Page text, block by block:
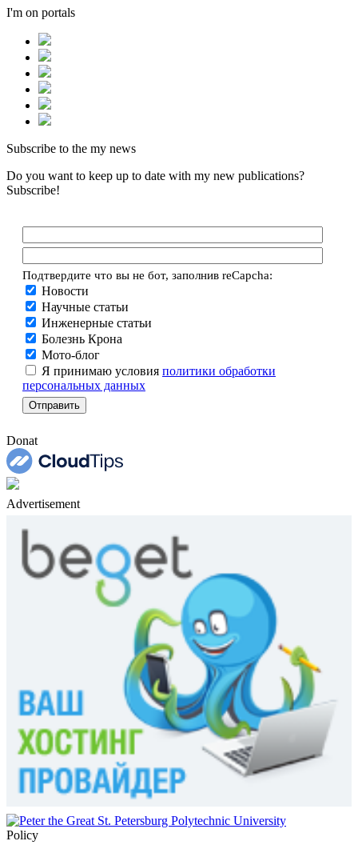
I'm on portals
Subscribe to the my news
Do you want to keep up to date with my new publications?
Subscribe!
Подтвердите что вы не бот, заполнив reCapcha:
Новости
Научные статьи
Инженерные статьи
Болезнь Крона
Мото-блог
Я принимаю условия политики обработки
персональных данных
Donat
Advertisement
Policy